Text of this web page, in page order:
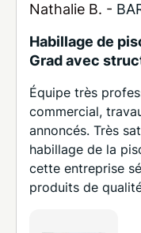
Nathalie B. -
Habillage de
Grad avec
Équipe très
commercial,
annoncés. Très
habillage de la
cette entreprise
produits de